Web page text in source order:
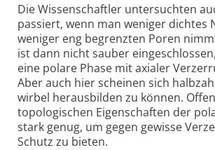
Die Wissen­schaftler unter­suchten
passiert, wenn man weniger dichtes
weniger eng begrenzten Poren
ist dann nicht sauber
eine polare Phase mit axialer
Aber auch hier scheinen sich
wirbel heraus­bilden zu können.
topo­logischen Eigen­schaften der
stark genug, um gegen gewisse
Schutz zu bieten.